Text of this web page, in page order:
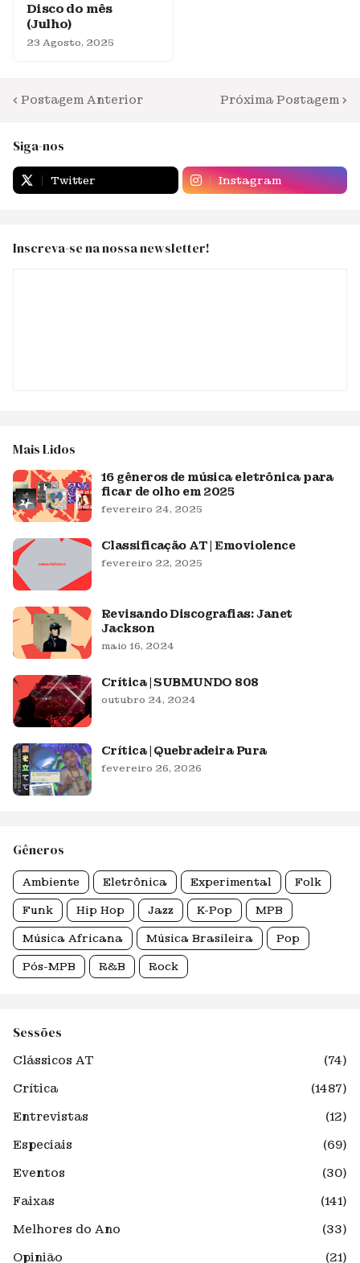
Disco do mês
(Julho)
23 Agosto, 2025
Postagem Anterior Próxima Postagem
Siga-nos
Twitter Instagram
Inscreva-se na nossa newsletter!
Mais Lidos
16 gêneros de música eletrônica para
ficar de olho em 2025
fevereiro 24, 2025
Classificação AT | Emoviolence
fevereiro 22, 2025
Revisando Discografias: Janet
Jackson
maio 16, 2024
Crítica | SUBMUNDO 808
outubro 24, 2024
Crítica | Quebradeira Pura
fevereiro 26, 2026
Gêneros
Ambiente Eletrônica Experimental Folk
Funk Hip Hop Jazz K-Pop MPB
Música Africana Música Brasileira Pop
Pós-MPB R&B Rock
Sessões
Clássicos AT
(74)
Crítica
(1487)
Entrevistas
(12)
Especiais
(69)
Eventos
(30)
Faixas
(141)
Melhores do Ano
(33)
Opinião
(21)